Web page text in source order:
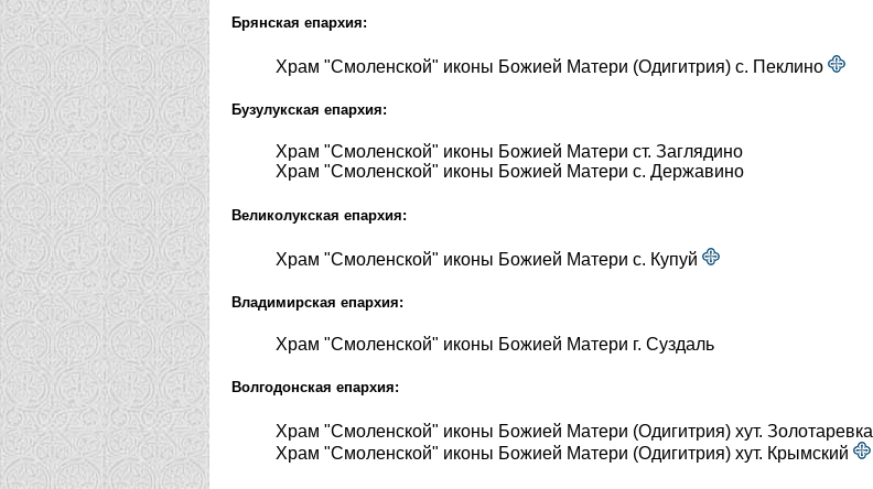
Брянская епархия:
Храм "Смоленской" иконы Божией Матери (Одигитрия) с. Пеклино
Бузулукская епархия:
Храм "Смоленской" иконы Божией Матери ст. Заглядино
Храм "Смоленской" иконы Божией Матери с. Державино
Великолукская епархия:
Храм "Смоленской" иконы Божией Матери с. Купуй
Владимирская епархия:
Храм "Смоленской" иконы Божией Матери г. Суздаль
Волгодонская епархия:
Храм "Смоленской" иконы Божией Матери (Одигитрия) хут. Золотаревка
Храм "Смоленской" иконы Божией Матери (Одигитрия) хут. Крымский